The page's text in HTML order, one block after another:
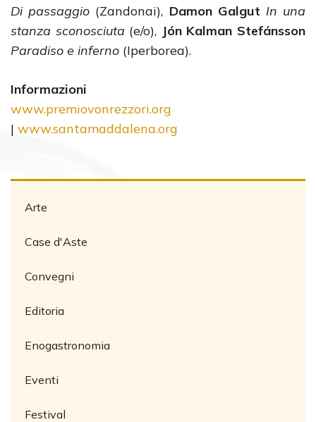
Di passaggio (Zandonai), Damon Galgut In una
stanza sconosciuta (e/o), Jón Kalman Stefánsson
Paradiso e inferno (Iperborea).
Informazioni
www.premiovonrezzori.org
| www.santamaddalena.org
Arte
Case d'Aste
Convegni
Editoria
Enogastronomia
Eventi
Festival